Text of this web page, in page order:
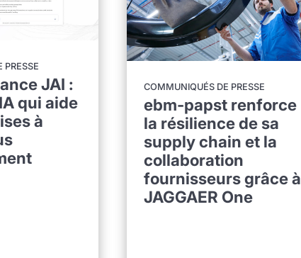
PRESSE
JAI :
qui aide
à
COMMUNIQUÉS DE PRESSE
ebm-papst renforce
la résilience de sa
supply chain et la
collaboration
fournisseurs grâce à
JAGGAER One